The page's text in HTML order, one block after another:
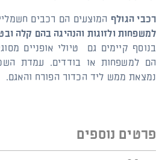
רכבי הגולף המוצעים הם רכבים
למשפחות ולזוגות והנהיגה בהם קלה
בנוסף קיימים גם טיולי אופניים
הם למשפחות או בודדים. עמדת
נמצאת ממש ליד הכדור הפורח והאגם.
פרטים נוספים